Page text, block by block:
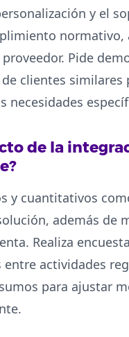
y el
Pide
clientes
necesidades
de la
y cuantitativos
además de
Realiza
actividades
para ajustar